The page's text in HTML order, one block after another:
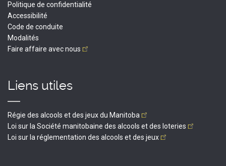
Politique de confidentialité
Accessibilité
Code de conduite
Modalités
Faire affaire avecnous
Liens utiles
Régie des alcools et des jeux du Manitoba
Loi sur la Société manitobaine des alcools et des loteries
Loi sur la réglementation des alcools et des jeux